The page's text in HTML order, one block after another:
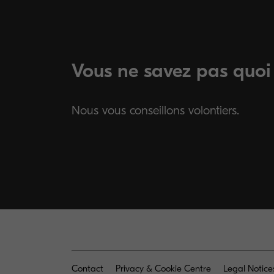
Vous ne savez pas
Nous vous conseillons volontiers.
Contact Privacy & Cookie Centre Legal